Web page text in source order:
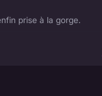
prise à la gorge.